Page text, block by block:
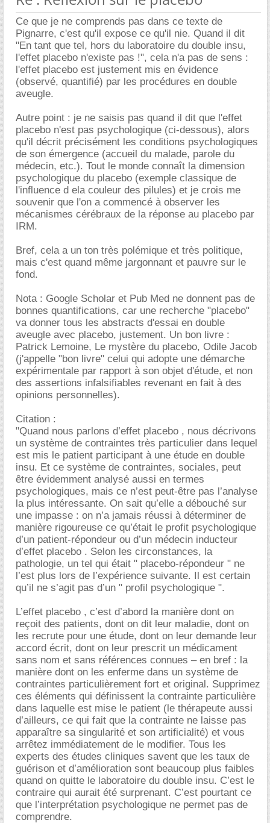
Ce que je ne comprends pas dans ce texte de
Pignarre, c'est qu'il expose ce qu'il nie. Quand il dit
"En tant que tel, hors du laboratoire du double insu,
l'effet placebo n'existe pas !", cela n'a pas de sens :
l'effet placebo est justement mis en évidence
(observé, quantifié) par les procédures en double
aveugle.
Autre point : je ne saisis pas quand il dit que l'effet
placebo n'est pas psychologique (ci-dessous), alors
qu'il décrit précisément les conditions psychologiques
de son émergence (accueil du malade, parole du
médecin, etc.). Tout le monde connaît la dimension
psychologique du placebo (exemple classique de
l'influence d ela couleur des pilules) et je crois me
souvenir que l'on a commencé à observer les
mécanismes cérébraux de la réponse au placebo par
IRM.
Bref, cela a un ton très polémique et très politique,
mais c'est quand même jargonnant et pauvre sur le
fond.
Nota : Google Scholar et Pub Med ne donnent pas de
bonnes quantifications, car une recherche "placebo"
va donner tous les abstracts d'essai en double
aveugle avec placebo, justement. Un bon livre :
Patrick Lemoine, Le mystère du placebo, Odile Jacob
(j'appelle "bon livre" celui qui adopte une démarche
expérimentale par rapport à son objet d'étude, et non
des assertions infalsifiables revenant en fait à des
opinions personnelles).
Citation :
"Quand nous parlons d’effet placebo , nous décrivons
un système de contraintes très particulier dans lequel
est mis le patient participant à une étude en double
insu. Et ce système de contraintes, sociales, peut
être évidemment analysé aussi en termes
psychologiques, mais ce n’est peut-être pas l’analyse
la plus intéressante. On sait qu’elle a débouché sur
une impasse : on n’a jamais réussi à déterminer de
manière rigoureuse ce qu’était le profit psychologique
d’un patient-répondeur ou d’un médecin inducteur
d’effet placebo . Selon les circonstances, la
pathologie, un tel qui était " placebo-répondeur " ne
l’est plus lors de l’expérience suivante. Il est certain
qu’il ne s’agit pas d’un " profil psychologique ".
L’effet placebo , c’est d’abord la manière dont on
reçoit des patients, dont on dit leur maladie, dont on
les recrute pour une étude, dont on leur demande leur
accord écrit, dont on leur prescrit un médicament
sans nom et sans références connues – en bref : la
manière dont on les enferme dans un système de
contraintes particulièrement fort et original. Supprimez
ces éléments qui définissent la contrainte particulière
dans laquelle est mise le patient (le thérapeute aussi
d’ailleurs, ce qui fait que la contrainte ne laisse pas
apparaître sa singularité et son artificialité) et vous
arrêtez immédiatement de le modifier. Tous les
experts des études cliniques savent que les taux de
guérison et d’amélioration sont beaucoup plus faibles
quand on quitte le laboratoire du double insu. C’est le
contraire qui aurait été surprenant. C’est pourtant ce
que l’interprétation psychologique ne permet pas de
comprendre.